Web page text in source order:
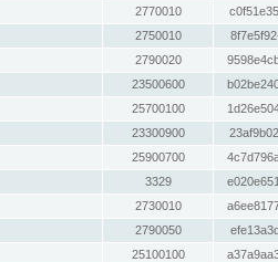
2770010
2750010
2790020
23500600
25700100
23300900
25900700
3329
2730010
2790050
25100100